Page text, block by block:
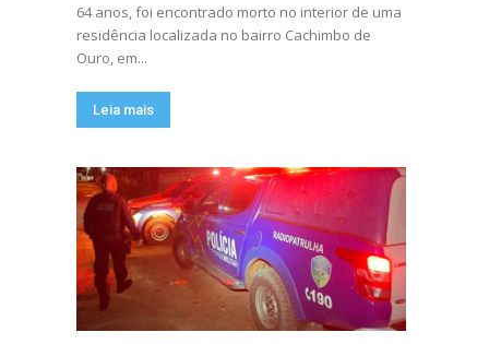
64 anos, foi encontrado morto no interior de uma
residência localizada no bairro Cachimbo de
Ouro, em...
Leia mais